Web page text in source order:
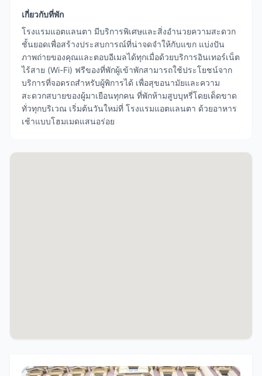
เกี่ยวกับที่พัก
โรงแรมแอตแลนตา มีบริการพิเศษและสิ่งอำนวยความสะดวก
ชั้นยอดเพื่อสร้างประสบการณ์ที่น่าจดจำให้กับแขก แบ่งปัน
ภาพถ่ายของคุณและตอบอีเมลได้ทุกเมื่อด้วยบริการอินเทอร์เน็ต
ไร้สาย (Wi-Fi) ฟรีของที่พักผู้เข้าพักสามารถใช้ประโยชน์จาก
บริการที่จอดรถสำหรับผู้พิการได้ เพื่อสุขอนามัยและความ
สะดวกสบายของผู้มาเยือนทุกคน ที่พักห้ามสูบบุหรี่โดยเด็ดขาด
ทั่วทุกบริเวณ เริ่มต้นวันใหม่ที่ โรงแรมแอตแลนตา ด้วยอาหาร
เช้าแบบโฮมเมดแสนอร่อย